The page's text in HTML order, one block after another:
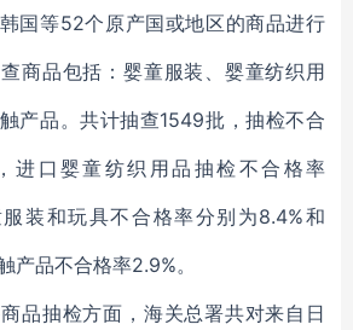
国等52个原产国或地区的商品进行
商品包括：婴童服装、婴童纺织用
产品。共计抽查1549批，抽检不合
进口婴童纺织用品抽检不合格率
装和玩具不合格率分别为8.4%和
产品不合格率2.9%。
品抽检方面，海关总署共对来自日